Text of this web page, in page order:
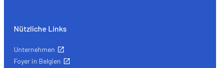
Nützliche Links
Unternehmen
Foyer in Belgien